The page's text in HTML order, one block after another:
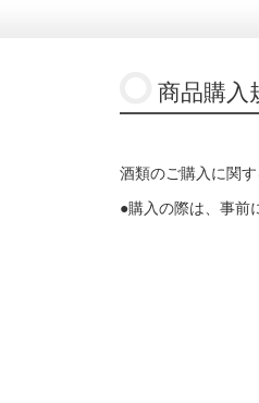
商品購入
酒類のご購入に関
●購入の際は、事前